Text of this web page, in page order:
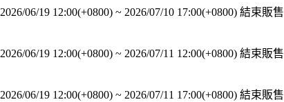
2026/06/19 12:00(+0800) ~ 2026/07/10 17:00(+0800) 結束販售
2026/06/19 12:00(+0800) ~ 2026/07/11 12:00(+0800) 結束販售
2026/06/19 12:00(+0800) ~ 2026/07/11 17:00(+0800) 結束販售